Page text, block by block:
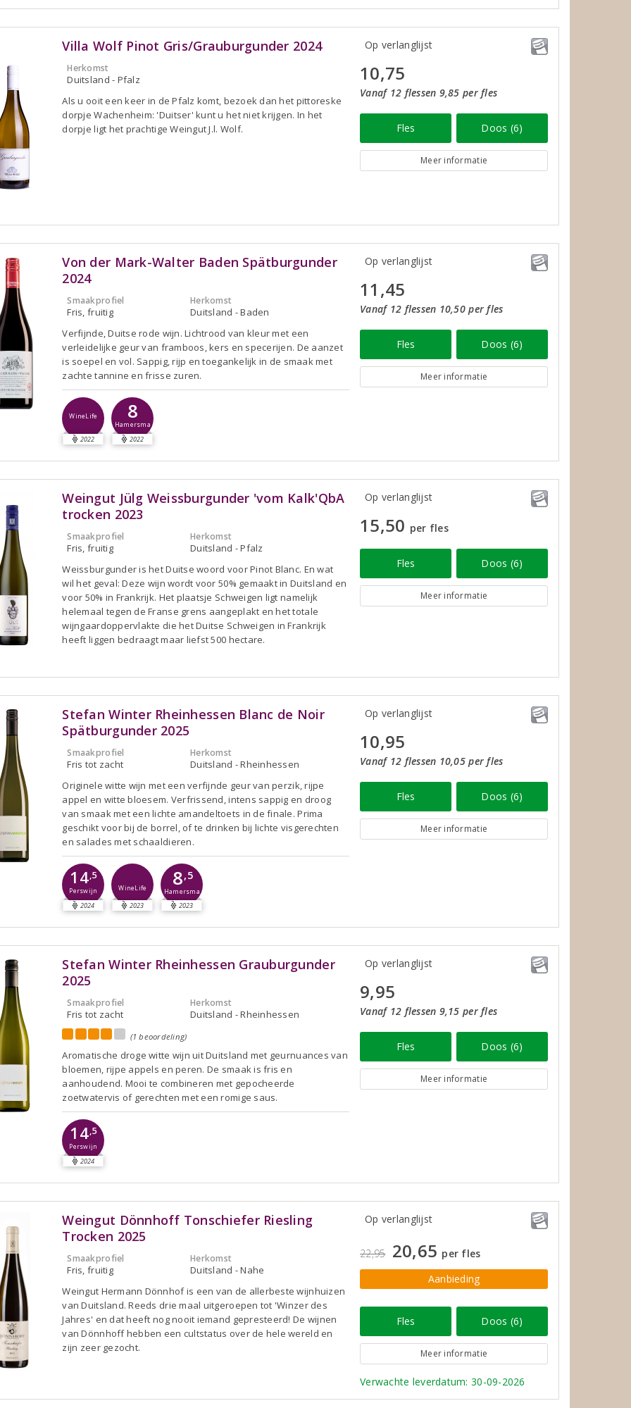
Villa Wolf Pinot Gris/Grauburgunder 2024
Herkomst
Duitsland - Pfalz
Als u ooit een keer in de Pfalz komt, bezoek dan het pittoreske
dorpje Wachenheim: 'Duitser' kunt u het niet krijgen. In het
dorpje ligt het prachtige Weingut J.l. Wolf.
Op verlanglijst
10,75
Vanaf 12 flessen 9,85 per fles
Fles Doos (6)
Meer informatie
Von der Mark-Walter Baden Spätburgunder
2024
Smaakprofiel
Fris, fruitig
Herkomst
Duitsland - Baden
Verfijnde, Duitse rode wijn. Lichtrood van kleur met een
verleidelijke geur van framboos, kers en specerijen. De aanzet
is soepel en vol. Sappig, rijp en toegankelijk in de smaak met
zachte tannine en frisse zuren.
WineLife
2022
8
Hamersma
2022
Op verlanglijst
11,45
Vanaf 12 flessen 10,50 per fles
Fles Doos (6)
Meer informatie
Weingut Jülg Weissburgunder 'vom Kalk'QbA
trocken 2023
Smaakprofiel
Fris, fruitig
Herkomst
Duitsland - Pfalz
Weissburgunder is het Duitse woord voor Pinot Blanc. En wat
wil het geval: Deze wijn wordt voor 50% gemaakt in Duitsland en
voor 50% in Frankrijk. Het plaatsje Schweigen ligt namelijk
helemaal tegen de Franse grens aangeplakt en het totale
wijngaardoppervlakte die het Duitse Schweigen in Frankrijk
heeft liggen bedraagt maar liefst 500 hectare.
Op verlanglijst
15,50 per fles
Fles Doos (6)
Meer informatie
Stefan Winter Rheinhessen Blanc de Noir
Spätburgunder 2025
Smaakprofiel
Fris tot zacht
Herkomst
Duitsland - Rheinhessen
Originele witte wijn met een verfijnde geur van perzik, rijpe
appel en witte bloesem. Verfrissend, intens sappig en droog
van smaak met een lichte amandeltoets in de finale. Prima
geschikt voor bij de borrel, of te drinken bij lichte visgerechten
en salades met schaaldieren.
14,5
Perswijn
2024
WineLife
2023
8,5
Hamersma
2023
Op verlanglijst
10,95
Vanaf 12 flessen 10,05 per fles
Fles Doos (6)
Meer informatie
Stefan Winter Rheinhessen Grauburgunder
2025
Smaakprofiel
Fris tot zacht
Herkomst
Duitsland - Rheinhessen
(1 beoordeling)
Aromatische droge witte wijn uit Duitsland met geurnuances van
bloemen, rijpe appels en peren. De smaak is fris en
aanhoudend. Mooi te combineren met gepocheerde
zoetwatervis of gerechten met een romige saus.
14,5
Perswijn
2024
Op verlanglijst
9,95
Vanaf 12 flessen 9,15 per fles
Fles Doos (6)
Meer informatie
Weingut Dönnhoff Tonschiefer Riesling
Trocken 2025
Smaakprofiel
Fris, fruitig
Herkomst
Duitsland - Nahe
Weingut Hermann Dönnhof is een van de allerbeste wijnhuizen
van Duitsland. Reeds drie maal uitgeroepen tot 'Winzer des
Jahres' en dat heeft nog nooit iemand gepresteerd! De wijnen
van Dönnhoff hebben een cultstatus over de hele wereld en
zijn zeer gezocht.
Op verlanglijst
22,95 20,65 per fles
Aanbieding
Fles Doos (6)
Meer informatie
Verwachte leverdatum: 30-09-2026